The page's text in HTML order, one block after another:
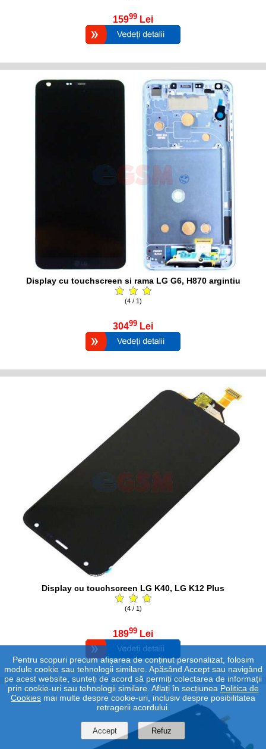
15999 Lei
Display cu touchscreen si rama LG G6, H870 argintiu
(4 / 1)
30499 Lei
Display cu touchscreen LG K40, LG K12 Plus
(4 / 1)
18999 Lei
Pentru scopuri precum afișarea de conținut personalizat, folosim
module cookie sau tehnologii similare. Apăsând Accept sau navigând
pe acest website, sunteți de acord să permiți colectarea de informații
prin cookie-uri sau tehnologii similare. Aflați în secțiunea Politica de
Cookies mai multe despre cookie-uri, inclusiv despre posibilitatea
retragerii acordului.